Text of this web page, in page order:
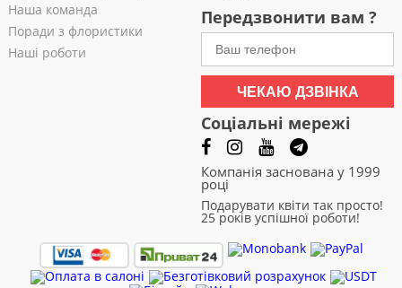
Наша команда
Поради з флористики
Наші роботи
Передзвонити вам ?
ЧЕКАЮ ДЗВІНКА
Соціальні мережі
Компанія заснована у 1999
році
Подарувати квіти так просто!
25 років успішної роботи!